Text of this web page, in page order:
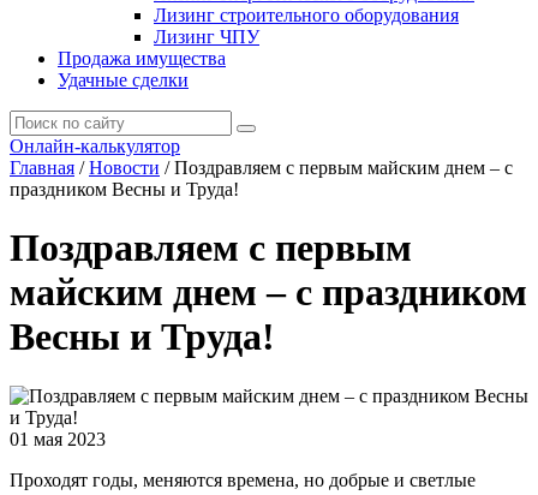
Лизинг строительного оборудования
Лизинг ЧПУ
Продажа имущества
Удачные сделки
Онлайн-калькулятор
Главная / Новости / Поздравляем с первым майским днем – с
праздником Весны и Труда!
Поздравляем с первым
майским днем – с праздником
Весны и Труда!
01 мая 2023
Проходят годы, меняются времена, но добрые и светлые